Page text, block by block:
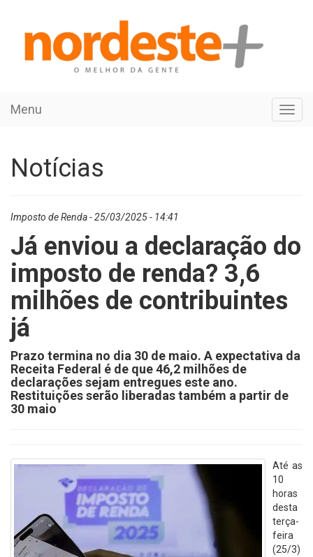
Menu
Notícias
Imposto de Renda - 25/03/2025 - 14:41
Já enviou a declaração do
imposto de renda? 3,6
milhões de contribuintes
já
Prazo termina no dia 30 de maio. A expectativa da
Receita Federal é de que 46,2 milhões de
declarações sejam entregues este ano.
Restituições serão liberadas também a partir de
30 maio
Até as
10
horas
desta
terça-
feira
(25/3)